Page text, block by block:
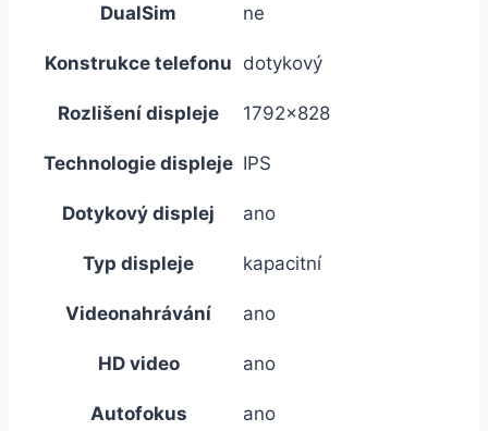
DualSim ne
Konstrukce telefonu dotykový
Rozlišení displeje 1792×828
Technologie displeje IPS
Dotykový displej ano
Typ displeje kapacitní
Videonahrávání ano
HD video ano
Autofokus ano